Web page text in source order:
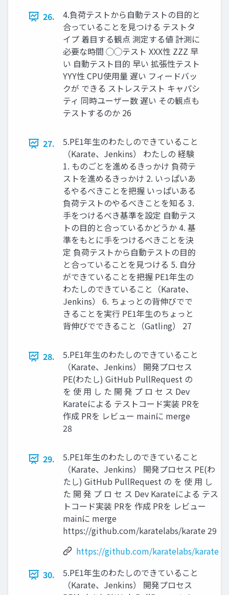
26.
4.負荷テストから自動テストの目的と
合っていることを見つける テストタ
イプ 着目する観点 測定する値 計測に
必要な時間 ◯◯テスト XXX性 ZZZ 早
い 自動テスト目的 早い 拡張性テスト
YYY性 CPU使用量 遅い フィードバッ
クが できる ストレステスト キャパシ
ティ 同時ユーザー数 遅い その観点も
テストするのか 26
27.
5.PE1年生のわたしのできていること
（Karate、Jenkins） わたしの 経験
1. ものごとを進めるきっかけ 負荷テ
ストを進めるきっかけ 2. いっぱいあ
るやるべきことを把握 いっぱいある
負荷テストのやるべきことを知る 3.
手をつけるべき基準を設定 自動テス
トの目的と合っているかどうか 4. 基
準をもとに手をつけるべきことを決
定 負荷テストから自動テストの目的
と合っていることを見つける 5. 自分
ができていることを把握 PE1年生の
わたしのできていること（Karate、
Jenkins） 6. ちょっとの背伸びでで
きることを実行 PE1年生のちょっと
背伸びでできること（Gatling） 27
28.
5.PE1年生のわたしのできていること
（Karate、Jenkins） 開発プロセス
PE(わたし) GitHub PullRequest の
を 使 用 し た 開 発 プ ロ セ ス Dev
Karateによる テストコード実装 PRを
作成 PRを レビュー mainに merge
28
29.
5.PE1年生のわたしのできていること
（Karate、Jenkins） 開発プロセス PE(わ
たし) GitHub PullRequest の を 使 用 し
た 開 発 プ ロ セ ス Dev Karateによる テス
トコード実装 PRを 作成 PRを レビュー
mainに merge
https://github.com/karatelabs/karate 29
https://github.com/karatelabs/karate
30.
5.PE1年生のわたしのできていること
（Karate、Jenkins） 開発プロセス